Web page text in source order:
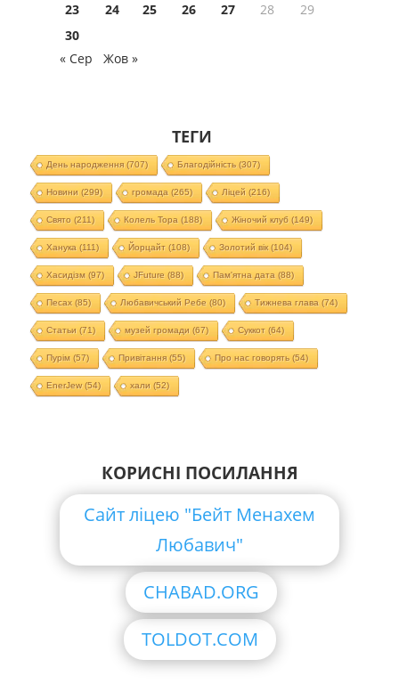
23
24 25 26 27 28
29
30
« Сер
Жов »
ТЕГИ
День народження(707) Благодійність (307)
Новини (299) громада (265) Ліцей (216)
Свято (211) Колель Тора (188) Жіночий клуб (149)
Ханука (111) Йорцайт (108) Золотий вік(104)
Хасидізм (97) JFuture (88) Пам'ятна дата (88)
Песах(85) Любавичський Ребе (80) Тижнева глава (74)
Статьи (71) музей громади (67) Суккот (64)
Пурім (57) Привітання(55) Про нас говорять (54)
EnerJew(54) хали (52)
КОРИСНІ ПОСИЛАННЯ
Сайт ліцею "Бейт Менахем
Любавич"
CHABAD.ORG
TOLDOT.COM